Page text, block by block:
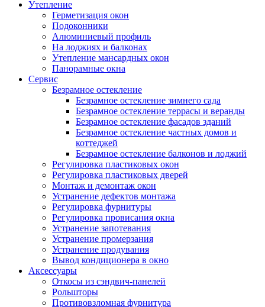
Утепление
Герметизация окон
Подоконники
Алюминиевый профиль
На лоджиях и балконах
Утепление мансардных окон
Панорамные окна
Сервис
Безрамное остекление
Безрамное остекление зимнего сада
Безрамное остекление террасы и веранды
Безрамное остекление фасадов зданий
Безрамное остекление частных домов и
коттеджей
Безрамное остекление балконов и лоджий
Регулировка пластиковых окон
Регулировка пластиковых дверей
Монтаж и демонтаж окон
Устранение дефектов монтажа
Регулировка фурнитуры
Регулировка провисания окна
Устранение запотевания
Устранение промерзания
Устранение продувания
Вывод кондиционера в окно
Аксессуары
Откосы из сэндвич-панелей
Рольшторы
Противовзломная фурнитура